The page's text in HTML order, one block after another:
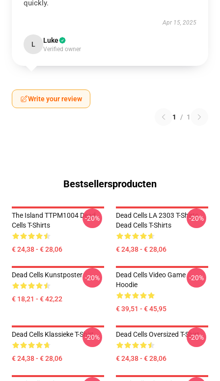
quickly.
Apr 15, 2025
L Luke
Verified owner
Write your review
1 / 1
Bestsellersproducten
The Island TTPM1004 Dead
Cells T-Shirts
€ 24,38 - € 28,06
-20%
Dead Cells LA 2303 T-Shirts
Dead Cells T-Shirts
€ 24,38 - € 28,06
-20%
Dead Cells Kunstposter
€ 18,21 - € 42,22
-20%
Dead Cells Video Game
Hoodie
€ 39,51 - € 45,95
-20%
Dead Cells Klassieke T-Shirt
€ 24,38 - € 28,06
-20% Dead Cells Oversized T-Shirt
€ 24,38 - € 28,06
-20%